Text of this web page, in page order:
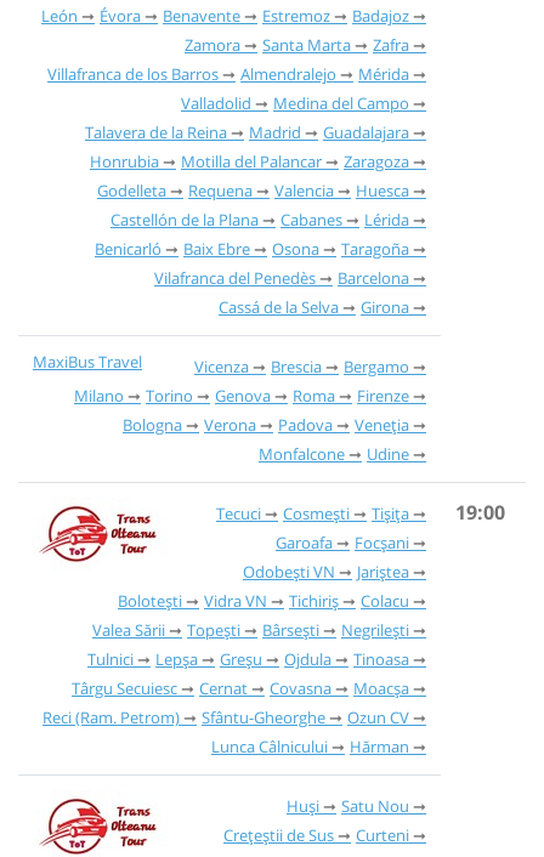
León
Évora Benavente Estremoz
Badajoz
Zamora
Santa Marta
Zafra
Villafranca de los Barros
Almendralejo
Mérida
Valladolid
Medina del Campo
Talavera de la Reina
Madrid
Guadalajara
Honrubia
Motilla del Palancar
Zaragoza
Godelleta
Requena Valencia
Huesca
Castellón de la Plana
Cabanes
Lérida
Benicarló
Baix Ebre Osona
Taragoña
Vilafranca del Penedès
Barcelona
Cassá de la Selva
Girona
MaxiBus Travel Vicenza Brescia
Bergamo
Milano
Torino Genova Roma
Firenze
Bologna
Verona Padova
Veneția
Monfalcone
Udine
Tecuci Cosmești
Tișița
Garoafa
Focșani
Odobești VN
Jariștea
Bolotești
Vidra VN Tichiriș
Colacu
Valea Sării
Topești Bârsești
Negrilești
Tulnici
Lepșa Greșu Ojdula
Tinoasa
Târgu Secuiesc
Cernat Covasna
Moacșa
Reci (Ram. Petrom)
Sfântu-Gheorghe
Ozun CV
Lunca Câlnicului
Hărman
19:00
Huși
Satu Nou
Crețeștii de Sus
Curteni